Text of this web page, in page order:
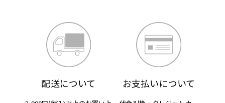
配送について お支払いについて